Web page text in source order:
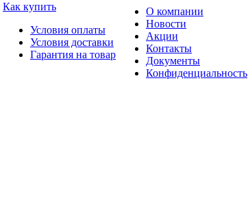
Как купить
Условия оплаты
Условия доставки
Гарантия на товар
О компании
Новости
Акции
Контакты
Документы
Конфиденциальность